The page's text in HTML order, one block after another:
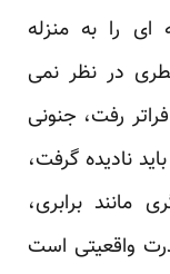
ای را به منزله
در نظر نمی
رفت، جنونی
نادیده گرفت،
مانند برابری،
واقعیتی است